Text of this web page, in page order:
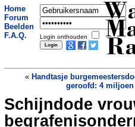
Home
Forum
Beelden
F.A.Q.
Login onthouden
« Handtasje
geroofd: 4
buik
Schijndode